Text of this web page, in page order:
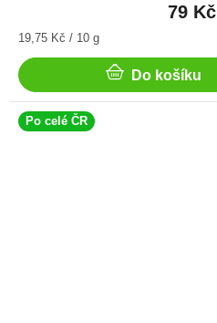
79 Kč
Měrná
19,75 Kč / 10 g
Do košíku
Po celé ČR